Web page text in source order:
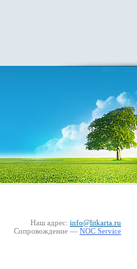
Наш адрес: info@litkarta.ru
Сопровождение — NOC Service